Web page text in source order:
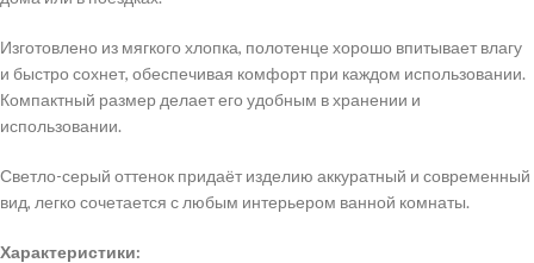
Изготовлено из мягкого хлопка, полотенце хорошо впитывает влагу
и быстро сохнет, обеспечивая комфорт при каждом использовании.
Компактный размер делает его удобным в хранении и
использовании.
Светло-серый оттенок придаёт изделию аккуратный и современный
вид, легко сочетается с любым интерьером ванной комнаты.
Характеристики: